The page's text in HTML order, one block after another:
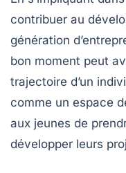
contribuer au
génération
bon moment peut
trajectoire d’un
comme un espace
aux jeunes de
développer leurs